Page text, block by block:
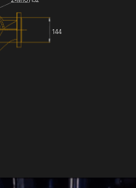
144